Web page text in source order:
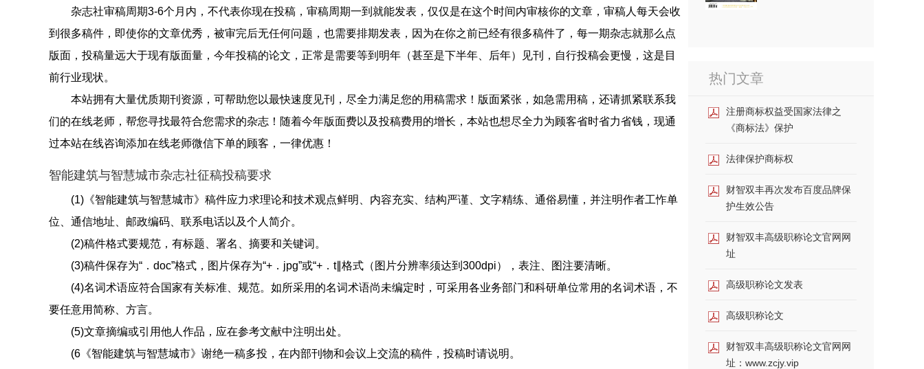
杂志社审稿周期3-6个月内，不代表你现在投稿，审稿周期一到就能发表，仅仅是在这个时间内审核你的文章，审稿人每天会收
到很多稿件，即使你的文章优秀，被审完后无任何问题，也需要排期发表，因为在你之前已经有很多稿件了，每一期杂志就那么点
版面，投稿量远大于现有版面量，今年投稿的论文，正常是需要等到明年（甚至是下半年、后年）见刊，自行投稿会更慢，这是目
前行业现状。
本站拥有大量优质期刊资源，可帮助您以最快速度见刊，尽全力满足您的用稿需求！版面紧张，如急需用稿，还请抓紧联系我
们的在线老师，帮您寻找最符合您需求的杂志！随着今年版面费以及投稿费用的增长，本站也想尽全力为顾客省时省力省钱，现通
过本站在线咨询添加在线老师微信下单的顾客，一律优惠！
智能建筑与智慧城市杂志社征稿投稿要求
(1)《智能建筑与智慧城市》稿件应力求理论和技术观点鲜明、内容充实、结构严谨、文字精练、通俗易懂，并注明作者工怍单
位、通信地址、邮政编码、联系电话以及个人简介。
(2)稿件格式要规范，有标题、署名、摘要和关键词。
(3)稿件保存为“．doc”格式，图片保存为“+．jpg”或“+．t∥格式（图片分辨率须达到300dpi），表注、图注要清晰。
(4)名词术语应符合国家有关标准、规范。如所采用的名词术语尚未编定时，可采用各业务部门和科研单位常用的名词术语，不
要任意用简称、方言。
(5)文章摘编或引用他人作品，应在参考文献中注明出处。
(6《智能建筑与智慧城市》谢绝一稿多投，在内部刊物和会议上交流的稿件，投稿时请说明。
热门文章
注册商标权益受国家法律之
《商标法》保护
法律保护商标权
财智双丰再次发布百度品牌保
护生效公告
财智双丰高级职称论文官网网
址
高级职称论文发表
高级职称论文
财智双丰高级职称论文官网网
址：www.zcjy.vip